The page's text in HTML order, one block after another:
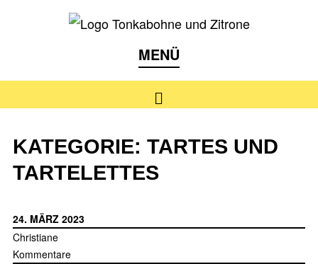
TONKABOHNE UND
ZITRONE |
MENÜ
KATEGORIE: TARTES UND
TARTELETTES
24. MÄRZ 2023
Christiane
Kommentare